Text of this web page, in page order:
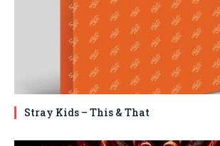
Stray Kids – This & That